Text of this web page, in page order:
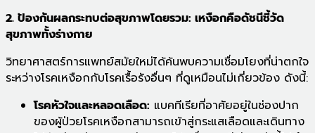
2. ป้องกันผลกระทบต่อสุขภาพโดยรวม: เหงือกคือดัชนีชี้วัด
สุขภาพทั้งร่างกาย
วิทยาศาสตร์การแพทย์สมัยใหม่ได้ค้นพบความเชื่อมโยงที่น่าตกใจ
ระหว่างโรคเหงือกกับโรคเรื้อรังอื่นๆ ที่ดูเหมือนไม่เกี่ยวข้อง ดังนี้:
โรคหัวใจและหลอดเลือด: แบคทีเรียที่อาศัยอยู่ในช่องปาก
ของผู้ป่วยโรคเหงือกสามารถเข้าสู่กระแสเลือดและเดินทาง